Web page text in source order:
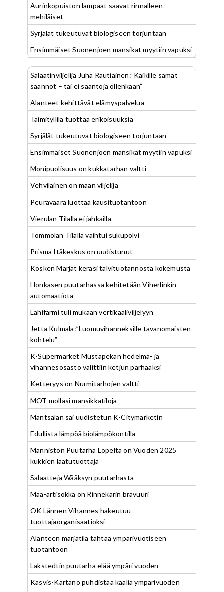
Aurinkopuiston lampaat saavat rinnalleen
mehiläiset
Syrjälät tukeutuvat biologiseen torjuntaan
Ensimmäiset Suonenjoen mansikat myytiin vapuksi
Salaatinviljelijä Juha Rautiainen:”Kaikille samat
säännöt – tai ei sääntöjä ollenkaan”
Alanteet kehittävät elämyspalvelua
Taimityllilä tuottaa erikoisuuksia
Syrjälät tukeutuvat biologiseen torjuntaan
Ensimmäiset Suonenjoen mansikat myytiin vapuksi
Monipuolisuus on kukkatarhan valtti
Vehviläinen on maan viljelijä
Peuravaara luottaa kausituotantoon
Vierulan Tilalla ei jahkailla
Tommolan Tilalla vaihtui sukupolvi
Prisma Itäkeskus on uudistunut
Kosken Marjat keräsi talvituotannosta kokemusta
Honkasen puutarhassa kehitetään Viherlinkin
automaatiota
Lähifarmi tuli mukaan vertikaaliviljelyyn
Jetta Kulmala:”Luomuvihanneksille tavanomaisten
kohtelu”
K-Supermarket Mustapekan hedelmä- ja
vihannesosasto valittiin ketjun parhaaksi
Ketteryys on Nurmitarhojen valtti
MOT mollasi mansikkatiloja
Mäntsälän sai uudistetun K-Citymarketin
Edullista lämpöä biolämpökontilla
Männistön Puutarha Lopelta on Vuoden 2025
kukkien laatutuottaja
Salaatteja Wääksyn puutarhasta
Maa-artisokka on Rinnekarin bravuuri
OK Lännen Vihannes hakeutuu
tuottajaorganisaatioksi
Alanteen marjatila tähtää ympärivuotiseen
tuotantoon
Lakstedtin puutarha elää ympäri vuoden
Kasvis-Kartano puhdistaa kaalia ympärivuoden